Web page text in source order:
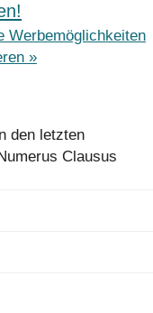
Werbemöglichkeiten
»
den letzten
Clausus